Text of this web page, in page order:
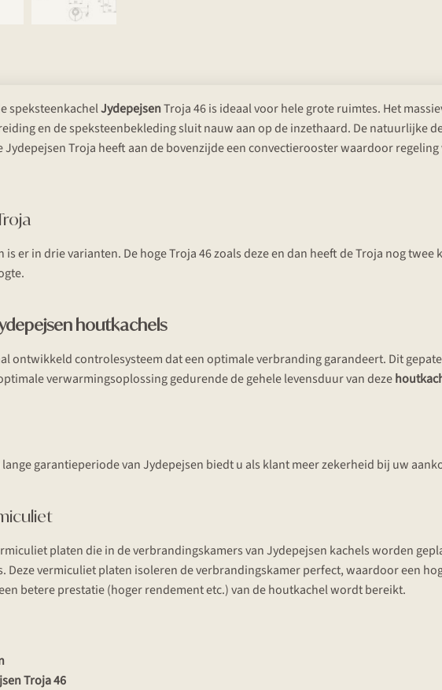
speksteenkachelJydepejsenTroja 46 is ideaal voor hele grote ruimtes. Het
en de speksteenbekleding sluit nauw aan op de inzethaard. De natuurlijke
Jydepejsen Troja heeft aan de bovenzijde een convectierooster waardoor
is er in drie varianten. De hoge Troja 46 zoals deze en dan heeft de Troja nog twee
houtkachels
ontwikkeld controlesysteem dat een optimale verbranding garandeert. Dit
verwarmingsoplossing gedurende de gehele levensduur van deze
garantieperiode van Jydepejsen biedt u als klant meer zekerheid bij uw
platen die in de verbrandingskamers van Jydepejsen kachels worden
Deze vermiculiet platen isoleren de verbrandingskamer perfect, waardoor een
betere prestatie (hoger rendement etc.) van de houtkachel wordt bereikt.
Troja 46